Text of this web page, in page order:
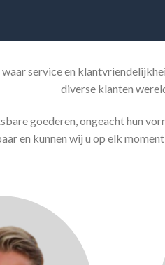
service en
diverse klanten
goederen, ongeacht hun
en kunnen wij u op elk moment